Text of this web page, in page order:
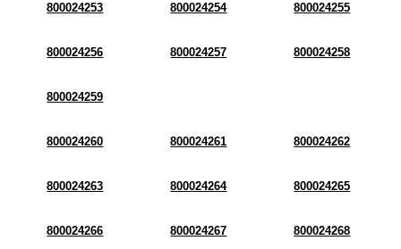
800024253 800024254 800024255
800024256 800024257 800024258
800024259
800024260 800024261 800024262
800024263 800024264 800024265
800024266 800024267 800024268